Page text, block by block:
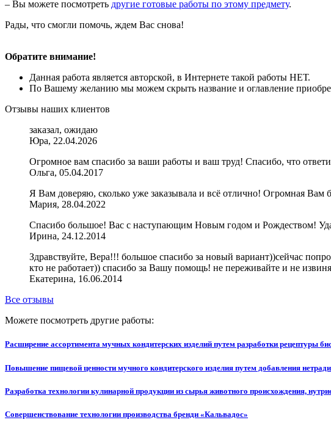
– Вы можете посмотреть другие готовые работы по этому предмету.
Рады, что смогли помочь, ждем Вас снова!
Обратите внимание!
Данная работа является авторской, в Интернете такой работы НЕТ.
По Вашему желанию мы можем скрыть название и оглавление
Отзывы наших клиентов
заказал, ожидаю
Юра, 22.04.2026
Огромное вам спасибо за ваши работы и ваш труд! Спасибо, что
Ольга, 05.04.2017
Я Вам доверяю, сколько уже заказывала и всё отлично! Огромная Вам
Мария, 28.04.2022
Спасибо большое! Вас с наступающим Новым годом и Рождеством!
Ирина, 24.12.2014
Здравствуйте, Вера!!! большое спасибо за новый вариант))сейчас
кто не работает)) спасибо за Вашу помощь! не переживайте и не
Екатерина, 16.06.2014
Все отзывы
Можете посмотреть другие работы:
Расширение ассортимента мучных кондитерских изделий путем разработки рецептуры
Повышение пищевой ценности мучного кондитерского изделия путем добавления
Разработка технологии кулинарной продукции из сырья животного происхождения,
Совершенствование технологии производства бренди «Кальвадос»